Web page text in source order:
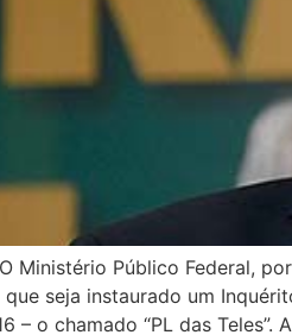
Ministério Público Federal,
que seja instaurado um
– o chamado “PL das Teles”.